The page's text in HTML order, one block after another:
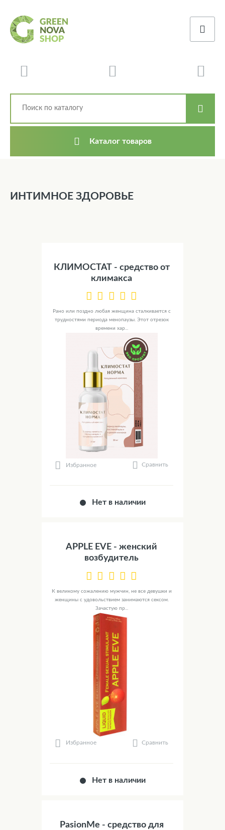
Каталог товаров
ИНТИМНОЕ ЗДОРОВЬЕ
КЛИМОСТАТ - средство от
климакса
Рано или поздно любая женщина сталкивается с
трудностями периода менопаузы. Этот отрезок
времени хар...
Избранное Сравнить
Нет в наличии
APPLE EVE - женский
возбудитель
К великому сожалению мужчин, не все девушки и
женщины с удовольствием занимаются сексом.
Зачастую пр...
Избранное Сравнить
Нет в наличии
PasionMe - средство для